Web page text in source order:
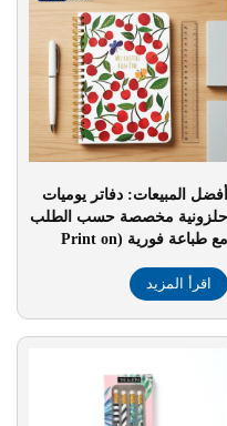
أفضل المبيعات: دفاتر يوميات
حلزونية مخصصة حسب الطلب
مع طباعة فورية (Print on
أحلام مطبوعة بحلقة سلكية
اقرأ المزيد